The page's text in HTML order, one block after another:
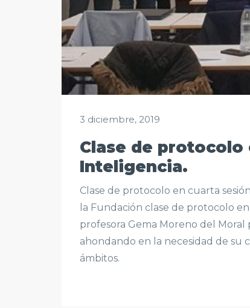
3 diciembre, 2019
Clase de protocolo
Inteligencia.
Clase de protocolo en cuarta
la Fundación clase de protocolo
profesora Gema Moreno del
ahondando en la necesidad de su
ámbitos.